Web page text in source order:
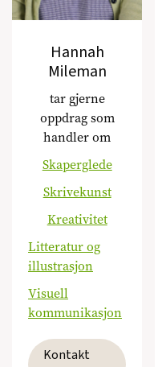
Hannah
Mileman
tar gjerne
oppdrag som
handler om
Skaperglede
Skrivekunst
Kreativitet
Litteratur og
illustrasjon
Visuell
kommunikasjon
Kontakt